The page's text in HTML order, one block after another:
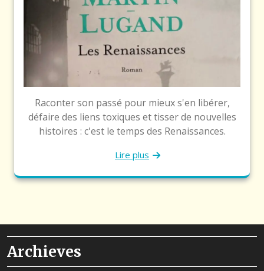
Raconter son passé pour mieux s'en libérer,
défaire des liens toxiques et tisser de nouvelles
histoires : c'est le temps des Renaissances.
Lire plus
Archieves